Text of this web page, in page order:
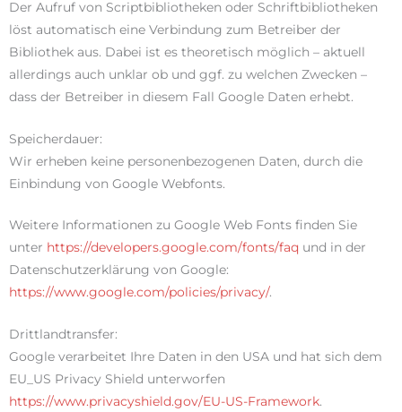
Der Aufruf von Scriptbibliotheken oder Schriftbibliotheken
löst automatisch eine Verbindung zum Betreiber der
Bibliothek aus. Dabei ist es theoretisch möglich – aktuell
allerdings auch unklar ob und ggf. zu welchen Zwecken –
dass der Betreiber in diesem Fall Google Daten erhebt.
Speicherdauer:
Wir erheben keine personenbezogenen Daten, durch die
Einbindung von Google Webfonts.
Weitere Informationen zu Google Web Fonts finden Sie
unter https://developers.google.com/fonts/faq und in der
Datenschutzerklärung von Google:
https://www.google.com/policies/privacy/.
Drittlandtransfer:
Google verarbeitet Ihre Daten in den USA und hat sich dem
EU_US Privacy Shield unterworfen
https://www.privacyshield.gov/EU-US-Framework.